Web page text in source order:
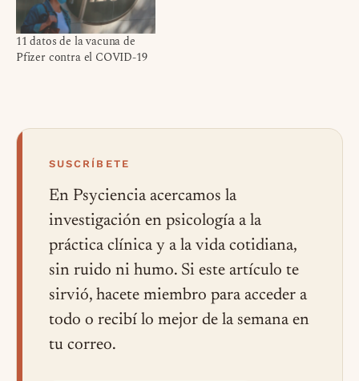
11 datos de la vacuna de
Pfizer contra el COVID-19
SUSCRÍBETE
En Psyciencia acercamos la
investigación en psicología a la
práctica clínica y a la vida cotidiana,
sin ruido ni humo. Si este artículo te
sirvió, hacete miembro para acceder a
todo o recibí lo mejor de la semana en
tu correo.